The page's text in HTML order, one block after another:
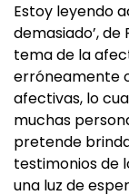
Estoy leyendo
demasiado’,
tema de la
erróneamente
afectivas, lo
muchas
pretende
testimonios de
una luz de